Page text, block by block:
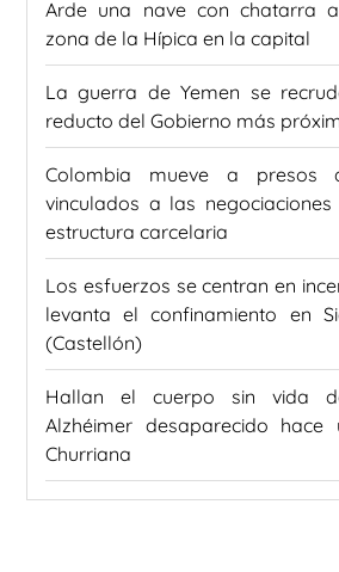
Arde una nave con chatarra
zona de la Hípica en la capital
La guerra de Yemen se
reducto del Gobierno más
Colombia mueve a presos
vinculados a las
estructura carcelaria
Los esfuerzos se centran en
levanta el confinamiento en
(Castellón)
Hallan el cuerpo sin vida
Alzhéimer desaparecido
Churriana